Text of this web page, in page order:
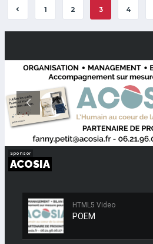
1 2 3 4
HTML5 Video
POEM